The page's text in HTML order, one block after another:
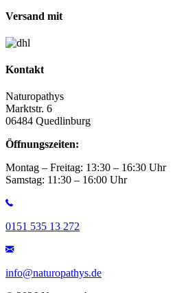
Versand mit
Kontakt
Naturopathys
Marktstr. 6
06484 Quedlinburg
Öffnungszeiten:
Montag – Freitag: 13:30 – 16:30 Uhr
Samstag: 11:30 – 16:00 Uhr
0151 535 13 272
info@naturopathys.de